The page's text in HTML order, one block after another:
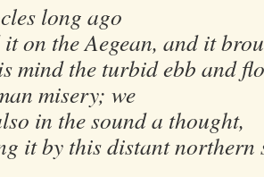
long ago
on the Aegean, and it
mind the turbid ebb and
misery; we
in the sound a thought,
it by this distant northern